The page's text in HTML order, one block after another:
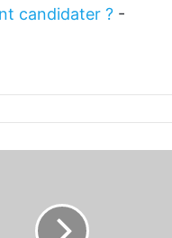
candidater ? -